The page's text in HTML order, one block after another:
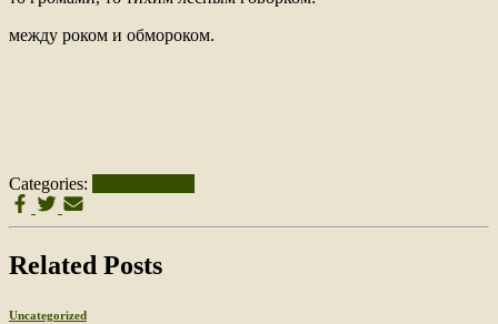
между роком и обмороком.
Categories:
Related Posts
Uncategorized